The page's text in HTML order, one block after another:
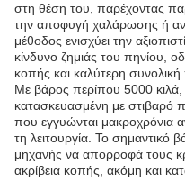
στη θέση του, παρέχοντας
την αποφυγή χαλάρωσης ή
μέθοδος ενισχύει την
κίνδυνο ζημιάς του πηνίου,
κοπής και καλύτερη συνολική
Με βάρος περίπου 5000
κατασκευασμένη με στιβαρό
που εγγυώνται μακροχρόνια
τη λειτουργία. Το σημαντικό
μηχανής να απορροφά τους
ακρίβεια κοπής, ακόμη και